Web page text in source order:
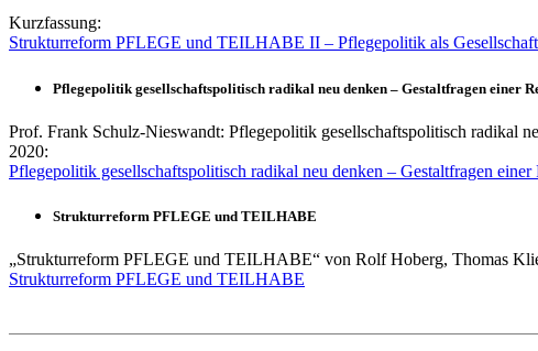
Kurzfassung:
Strukturreform PFLEGE und TEILHABE II – Pflegepolitik als
Pflegepolitik gesellschaftspolitisch radikal neu denken – Gestaltfragen einer
Prof. Frank Schulz-Nieswandt: Pflegepolitik gesellschaftspolitisch radikal
2020:
Pflegepolitik gesellschaftspolitisch radikal neu denken – Gestaltfragen
Strukturreform PFLEGE und TEILHABE
„Strukturreform PFLEGE und TEILHABE“ von Rolf Hoberg, Thomas
Strukturreform PFLEGE und TEILHABE